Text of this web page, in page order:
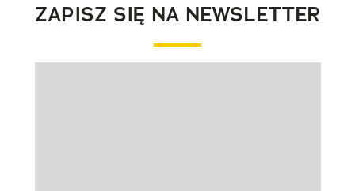
ZAPISZ SIĘ NA NEWSLETTER